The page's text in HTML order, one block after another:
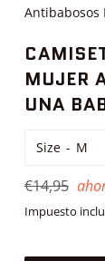
Antibabosos
MUJER
UNA
Size
Precio
habitual
€14,95
Impuesto